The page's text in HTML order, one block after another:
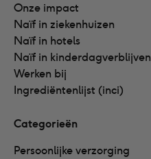
Onze impact
Naïf in ziekenhuizen
Naïf in hotels
Naïf in kinderdagverblijven
Werken bij
Ingrediëntenlijst (inci)
Categorieën
Persoonlijke verzorging